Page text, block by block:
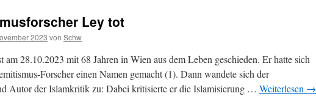
Ley tot
2023 von Schw
28.10.2023 mit 68 Jahren in Wien aus dem Leben geschieden. Er hatte sich
Forscher einen Namen gemacht (1). Dann wandete sich der
Autor der Islamkritik zu: Dabei kritisierte er die Islamisierung … Weiterlesen →